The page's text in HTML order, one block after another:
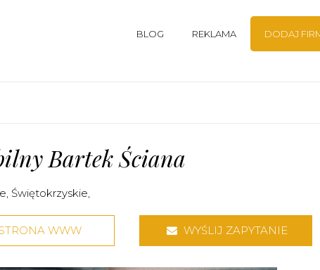
BLOG REKLAMA DODAJ
Bartek Ściana
, Świętokrzyskie,
WWW WYŚLIJ ZAPYTANIE